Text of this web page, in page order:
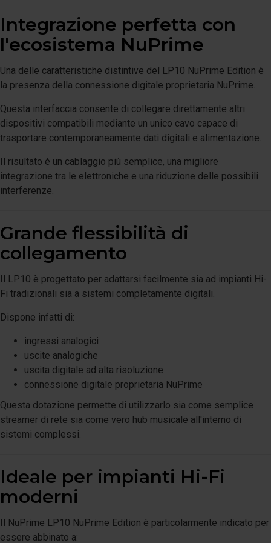
Integrazione perfetta con
l'ecosistema NuPrime
Una delle caratteristiche distintive del LP10 NuPrime Edition è
la presenza della connessione digitale proprietaria NuPrime.
Questa interfaccia consente di collegare direttamente altri
dispositivi compatibili mediante un unico cavo capace di
trasportare contemporaneamente dati digitali e alimentazione.
Il risultato è un cablaggio più semplice, una migliore
integrazione tra le elettroniche e una riduzione delle possibili
interferenze.
Grande flessibilità di
collegamento
Il LP10 è progettato per adattarsi facilmente sia ad impianti Hi-
Fi tradizionali sia a sistemi completamente digitali.
Dispone infatti di:
ingressi analogici
uscite analogiche
uscita digitale ad alta risoluzione
connessione digitale proprietaria NuPrime
Questa dotazione permette di utilizzarlo sia come semplice
streamer di rete sia come vero hub musicale all'interno di
sistemi complessi.
Ideale per impianti Hi-Fi
moderni
Il NuPrime LP10 NuPrime Edition è particolarmente indicato per
essere abbinato a: